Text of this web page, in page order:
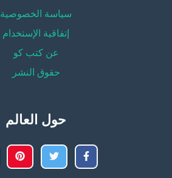
سياسة الخصوصية
إتفاقية الإستخدام
عن كتب كو
حقوق النشر
حول العالم